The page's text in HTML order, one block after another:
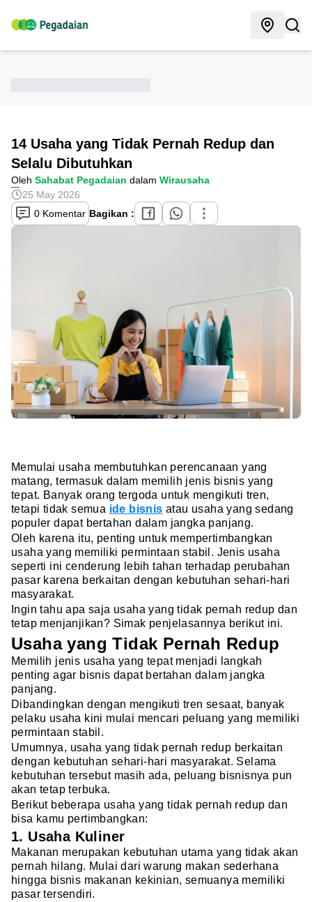
14 Usaha yang Tidak Pernah Redup dan
Selalu Dibutuhkan
Oleh Sahabat Pegadaian dalam Wirausaha
25 May 2026
0 Komentar Bagikan :
Memulai usaha membutuhkan perencanaan yang
matang, termasuk dalam memilih jenis bisnis yang
tepat. Banyak orang tergoda untuk mengikuti tren,
tetapi tidak semua ide bisnis atau usaha yang sedang
populer dapat bertahan dalam jangka panjang.
Oleh karena itu, penting untuk mempertimbangkan
usaha yang memiliki permintaan stabil. Jenis usaha
seperti ini cenderung lebih tahan terhadap perubahan
pasar karena berkaitan dengan kebutuhan sehari-hari
masyarakat.
Ingin tahu apa saja usaha yang tidak pernah redup dan
tetap menjanjikan? Simak penjelasannya berikut ini.
Usaha yang Tidak Pernah Redup
Memilih jenis usaha yang tepat menjadi langkah
penting agar bisnis dapat bertahan dalam jangka
panjang.
Dibandingkan dengan mengikuti tren sesaat, banyak
pelaku usaha kini mulai mencari peluang yang memiliki
permintaan stabil.
Umumnya, usaha yang tidak pernah redup berkaitan
dengan kebutuhan sehari-hari masyarakat. Selama
kebutuhan tersebut masih ada, peluang bisnisnya pun
akan tetap terbuka.
Berikut beberapa usaha yang tidak pernah redup dan
bisa kamu pertimbangkan:
1. Usaha Kuliner
Makanan merupakan kebutuhan utama yang tidak akan
pernah hilang. Mulai dari warung makan sederhana
hingga bisnis makanan kekinian, semuanya memiliki
pasar tersendiri.